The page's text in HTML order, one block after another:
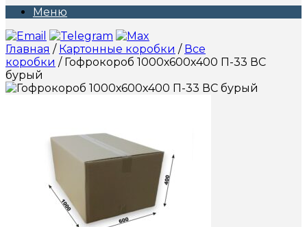
Меню
Главная / Картонные коробки / Все
коробки / Гофрокороб 1000х600х400 П-33 ВС
бурый